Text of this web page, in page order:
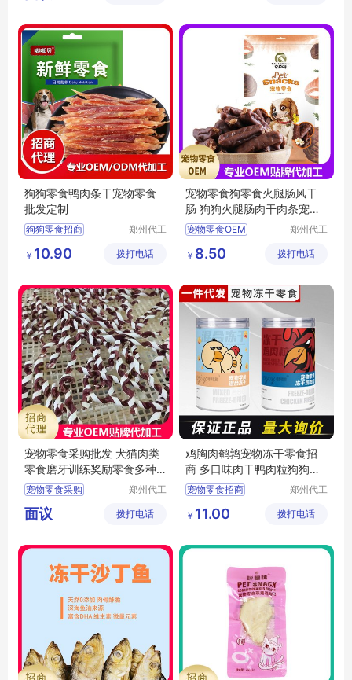
宠物零食代理
狗狗零食代理
狗狗零食鸭肉条干宠物零食
批发定制
狗狗零食招商
宠物零食批发
宠物零食代理
郑州代工
技有限公
￥ 10.90 拨打电话
宠物零食狗零食火腿肠风干
肠 狗狗火腿肠肉干肉条宠物
食品oem
宠物零食OEM
宠物零食招商
狗零食火腿肠加工
郑州代工
技有限公
￥ 8.50 拨打电话
宠物零食采购批发 犬猫肉类
零食磨牙训练奖励零食多种
口味
宠物零食采购
宠物零食批发
宠物零食定制
犬猫零食批发
郑州代工
技有限公
面议 拨打电话
鸡胸肉鹌鹑宠物冻干零食招
商 多口味肉干鸭肉粒狗狗猫
咪零食代理
宠物零食招商
狗狗零食招商
宠物冻干零食代理
郑州代工
技有限公
￥ 11.00 拨打电话